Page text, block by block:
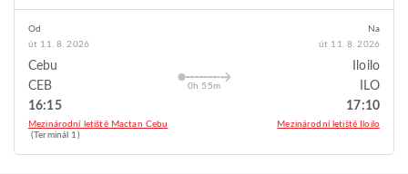
Od
út 11. 8. 2026
Cebu
CEB
16:15
Mezinárodní letiště Mactan Cebu
(Terminál 1)
0h 55m
Na
út 11. 8. 2026
Iloilo
ILO
17:10
Mezinárodní letiště Iloilo